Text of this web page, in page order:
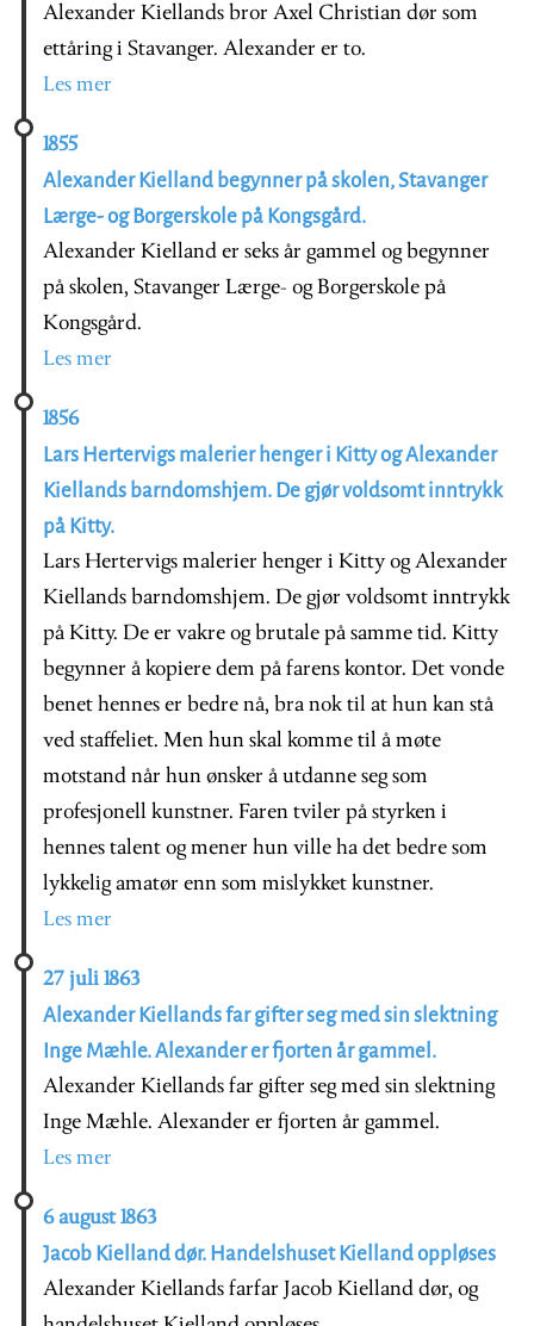
Alexander Kiellands bror Axel Christian dør som
ettåring i Stavanger. Alexander er to.
Les mer
1855
Alexander Kielland begynner på skolen, Stavanger
Lærge- og Borgerskole på Kongsgård.
Alexander Kielland er seks år gammel og begynner
på skolen, Stavanger Lærge- og Borgerskole på
Kongsgård.
Les mer
1856
Lars Hertervigs malerier henger i Kitty og Alexander
Kiellands barndomshjem. De gjør voldsomt inntrykk
på Kitty.
Lars Hertervigs malerier henger i Kitty og Alexander
Kiellands barndomshjem. De gjør voldsomt inntrykk
på Kitty. De er vakre og brutale på samme tid. Kitty
begynner å kopiere dem på farens kontor. Det vonde
benet hennes er bedre nå, bra nok til at hun kan stå
ved staffeliet. Men hun skal komme til å møte
motstand når hun ønsker å utdanne seg som
profesjonell kunstner. Faren tviler på styrken i
hennes talent og mener hun ville ha det bedre som
lykkelig amatør enn som mislykket kunstner.
Les mer
27 juli 1863
Alexander Kiellands far gifter seg med sin slektning
Inge Mæhle. Alexander er fjorten år gammel.
Alexander Kiellands far gifter seg med sin slektning
Inge Mæhle. Alexander er fjorten år gammel.
Les mer
6 august 1863
Jacob Kielland dør. Handelshuset Kielland oppløses
Alexander Kiellands farfar Jacob Kielland dør, og